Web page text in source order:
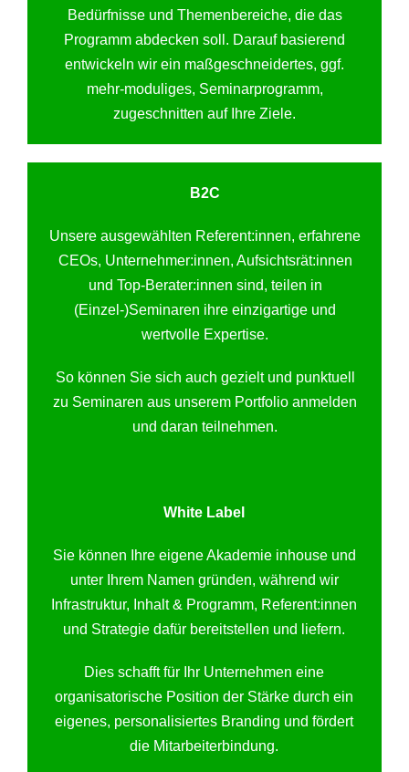
Bedürfnisse und Themenbereiche, die das
Programm abdecken soll. Darauf basierend
entwickeln wir ein maßgeschneidertes, ggf.
mehr-moduliges, Seminarprogramm,
zugeschnitten auf Ihre Ziele.
B2C
Unsere ausgewählten Referent:innen, erfahrene
CEOs, Unternehmer:innen, Aufsichtsrät:innen
und Top-Berater:innen sind, teilen in
(Einzel-)Seminaren ihre einzigartige und
wertvolle Expertise.
So können Sie sich auch gezielt und punktuell
zu Seminaren aus unserem Portfolio anmelden
und daran teilnehmen.
White Label
Sie können Ihre eigene Akademie inhouse und
unter Ihrem Namen gründen, während wir
Infrastruktur, Inhalt & Programm, Referent:innen
und Strategie dafür bereitstellen und liefern.
Dies schafft für Ihr Unternehmen eine
organisatorische Position der Stärke durch ein
eigenes, personalisiertes Branding und fördert
die Mitarbeiterbindung.